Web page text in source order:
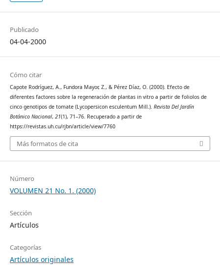
Publicado
04-04-2000
Cómo citar
Capote Rodríguez, A., Fundora Mayor, Z., & Pérez Díaz, O. (2000). Efecto de
diferentes factores sobre la regeneración de plantas in vitro a partir de foliolos de
cinco genotipos de tomate (Lycopersicon esculentum Mill.). Revista Del Jardín
Botánico Nacional, 21(1), 71–76. Recuperado a partir de
https://revistas.uh.cu/rjbn/article/view/7760
Más formatos de cita
Número
VOLUMEN 21 No. 1. (2000)
Sección
Artículos
Categorías
Artículos originales